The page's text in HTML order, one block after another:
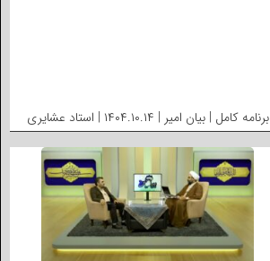
برنامه کامل | بیان امیر | ۱۴۰۴.۱۰.۱۴ | استاد عشایری